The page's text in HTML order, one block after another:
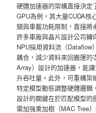
硬體加速器的架構直接決定
GPU為例，其大量CUDA核
頸與車載功耗限制，直接將
許多車廠與晶片設計公司轉
NPU採用資料流（Dataflow
耦合，減少資料來回搬運
Array）設計的加速器，能
升吞吐量。此外，可重構架
特定模型動態調整硬體邏輯
設計的關鍵在於匹配模型的
需加強乘加樹（MAC Tree